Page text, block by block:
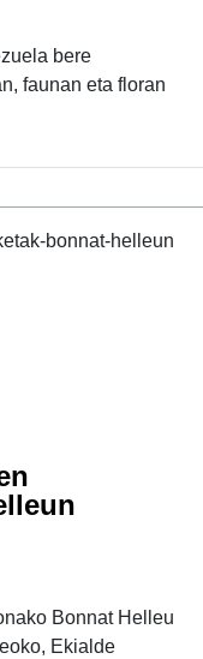
bere
faunan eta floran
Bonnat Helleu
Ekialde